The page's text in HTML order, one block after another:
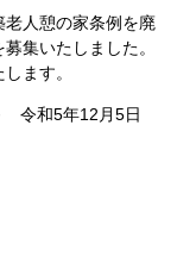
老人憩の家条例を廃
集いたしました。
ます。
令和5年12月5日